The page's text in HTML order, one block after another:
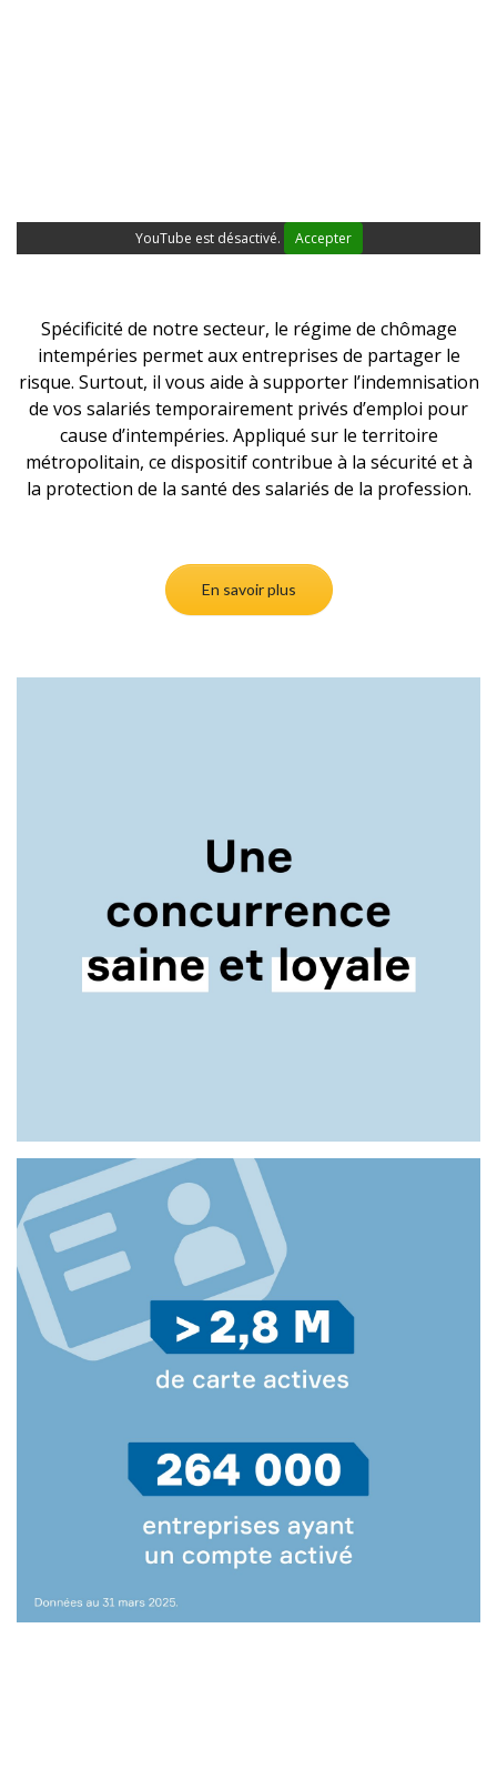
YouTube est désactivé. Accepter
Spécificité de notre secteur, le régime de chômage
intempéries permet aux entreprises de partager le
risque. Surtout, il vous aide à supporter l’indemnisation
de vos salariés temporairement privés d’emploi pour
cause d’intempéries. Appliqué sur le territoire
métropolitain, ce dispositif contribue à la sécurité et à
la protection de la santé des salariés de la profession.
En savoir plus